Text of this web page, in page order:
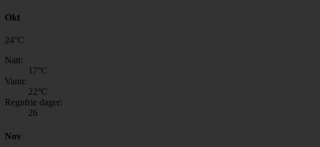
Okt
24°C
Natt:
17°C
Vann:
22°C
Regnfrie dager:
26
Nov